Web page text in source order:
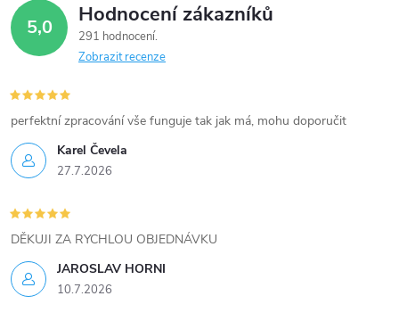
5,0 Hodnocení zákazníků
291 hodnocení
Zobrazit recenze
Karel Čevela
27.7.2026
perfektní zpracování vše funguje tak jak má, mohu doporučit
JAROSLAV HORNI
10.7.2026
DĚKUJI ZA RYCHLOU OBJEDNÁVKU